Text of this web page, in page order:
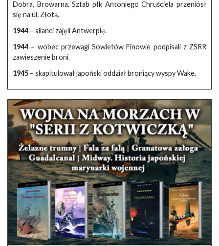
Dobra, Browarna. Sztab płk Antoniego Chruściela przeniósł
się na ul. Złotą.
1944 – alianci zajęli Antwerpię.
1944 – wobec przewagi Sowietów Finowie podpisali z ZSRR
zawieszenie broni.
1945 – skapitulował japoński oddział broniący wyspy Wake.